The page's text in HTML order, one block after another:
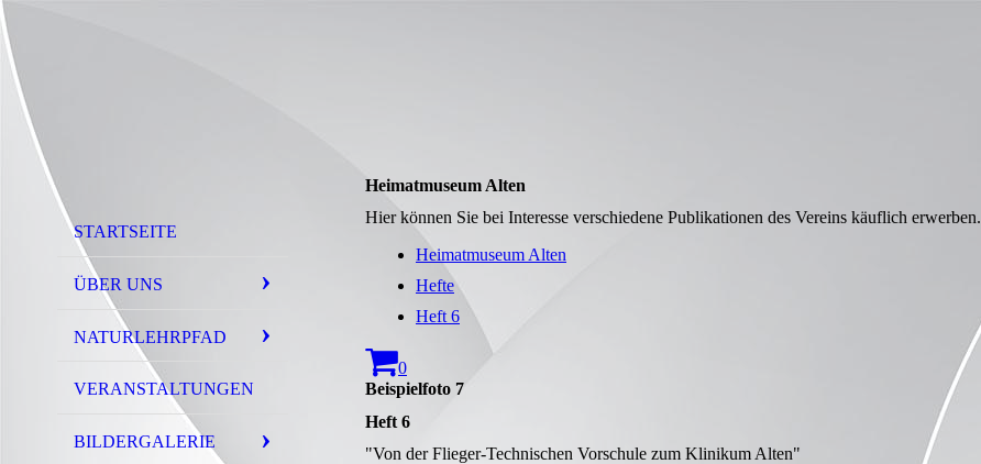
STARTSEITE
ÜBER UNS
NATURLEHRPFAD
VERANSTALTUNGEN
BILDERGALERIE
Heimatmuseum Alten
Hier können Sie bei Interesse verschiedene Publikationen des Vereins käuflich erwerben.
Heimatmuseum Alten
Hefte
Heft 6
0
Beispielfoto 7
Heft 6
"Von der Flieger-Technischen Vorschule zum Klinikum Alten"